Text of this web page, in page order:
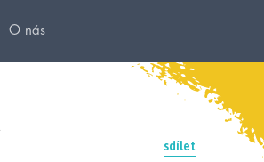
O nás
sdílet